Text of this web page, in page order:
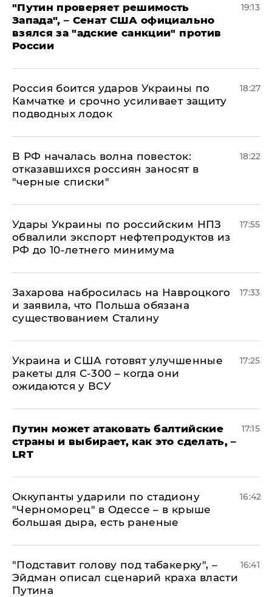
"Путин проверяет решимость
Запада", – Сенат США официально
взялся за "адские санкции" против
России
19:13
Россия боится ударов Украины по
Камчатке и срочно усиливает защиту
подводных лодок
18:27
​В РФ началась волна повесток:
отказавшихся россиян заносят в
"черные списки"
18:22
Удары Украины по российским НПЗ
обвалили экспорт нефтепродуктов из
РФ до 10-летнего минимума
17:55
​Захарова набросилась на Навроцкого
и заявила, что Польша обязана
существованием Сталину
17:33
Украина и США готовят улучшенные
ракеты для С-300 – когда они
ожидаются у ВСУ
17:25
Путин может атаковать балтийские
страны и выбирает, как это сделать, –
LRT
17:15
Оккупанты ударили по стадиону
"Черноморец" в Одессе – в крыше
большая дыра, есть раненые
16:42
​"Подставит голову под табакерку", –
Эйдман описал сценарий краха власти
Путина
16:41